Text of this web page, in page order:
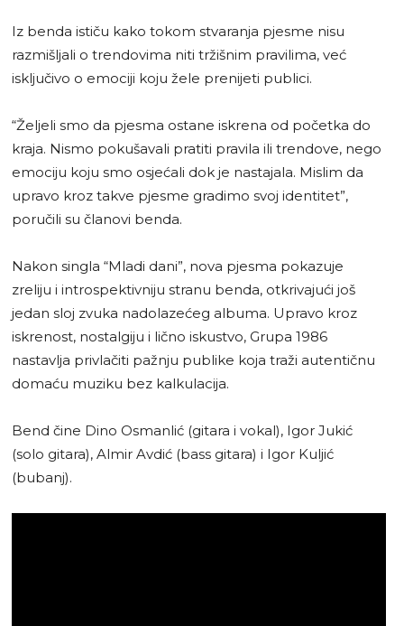
Iz benda ističu kako tokom stvaranja pjesme nisu
razmišljali o trendovima niti tržišnim pravilima, već
isključivo o emociji koju žele prenijeti publici.
“Željeli smo da pjesma ostane iskrena od početka do
kraja. Nismo pokušavali pratiti pravila ili trendove, nego
emociju koju smo osjećali dok je nastajala. Mislim da
upravo kroz takve pjesme gradimo svoj identitet”,
poručili su članovi benda.
Nakon singla “Mladi dani”, nova pjesma pokazuje
zreliju i introspektivniju stranu benda, otkrivajući još
jedan sloj zvuka nadolazećeg albuma. Upravo kroz
iskrenost, nostalgiju i lično iskustvo, Grupa 1986
nastavlja privlačiti pažnju publike koja traži autentičnu
domaću muziku bez kalkulacija.
Bend čine Dino Osmanlić (gitara i vokal), Igor Jukić
(solo gitara), Almir Avdić (bass gitara) i Igor Kuljić
(bubanj).